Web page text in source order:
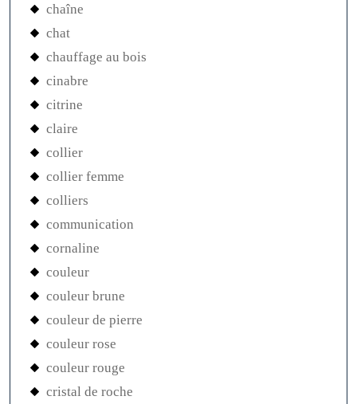
chaîne
chat
chauffage au bois
cinabre
citrine
claire
collier
collier femme
colliers
communication
cornaline
couleur
couleur brune
couleur de pierre
couleur rose
couleur rouge
cristal de roche